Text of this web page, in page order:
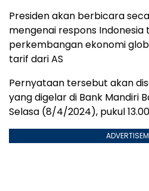
Presiden akan berbicara
mengenai respons
perkembangan ekonomi
tarif dari AS
Pernyataan tersebut akan
yang digelar di Bank Mandiri
Selasa (8/4/2024), pukul